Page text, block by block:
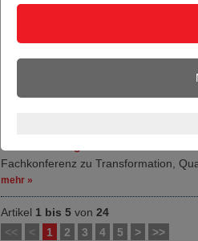
mehr »
Freitag, 18. Juli 2025 | Kategorie:
Ein Tag für individuelle Beratung zu
Verantwortung
Fachkonferenz zu Transformation,
mehr »
Artikel 1 bis 5von 24
<<
< 1 2 3 4 5 > >>